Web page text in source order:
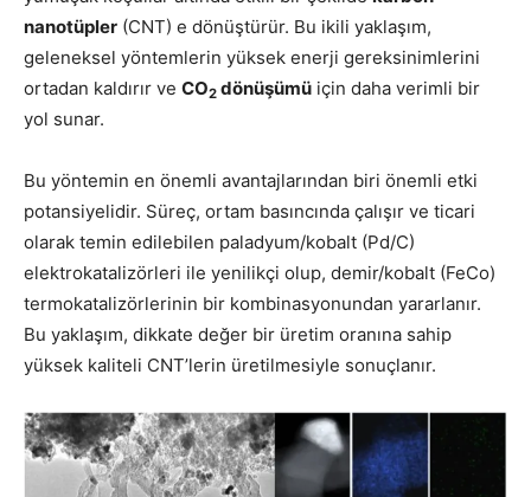
nanotüpler (CNT) e dönüştürür. Bu ikili yaklaşım,
geleneksel yöntemlerin yüksek enerji gereksinimlerini
ortadan kaldırır ve CO2 dönüşümü için daha verimli bir
yol sunar.
Bu yöntemin en önemli avantajlarından biri önemli etki
potansiyelidir. Süreç, ortam basıncında çalışır ve ticari
olarak temin edilebilen paladyum/kobalt (Pd/C)
elektrokatalizörleri ile yenilikçi olup, demir/kobalt (FeCo)
termokatalizörlerinin bir kombinasyonundan yararlanır.
Bu yaklaşım, dikkate değer bir üretim oranına sahip
yüksek kaliteli CNT’lerin üretilmesiyle sonuçlanır.